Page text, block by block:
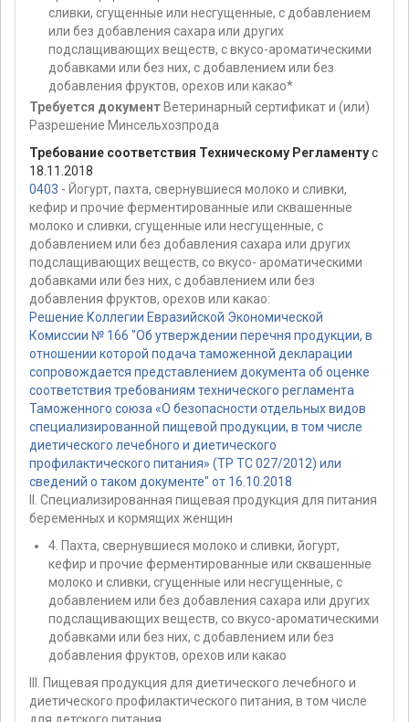
сливки, сгущенные или несгущенные, с добавлением
или без добавления сахара или других
подслащивающих веществ, с вкусо-ароматическими
добавками или без них, с добавлением или без
добавления фруктов, орехов или какао*
Требуется документ Ветеринарный сертификат и (или)
Разрешение Минсельхозпрода
Требование соответствия Техническому Регламентус
18.11.2018
0403 - Йогурт, пахта, свернувшиеся молоко и сливки,
кефир и прочие ферментированные или сквашенные
молоко и сливки, сгущенные или несгущенные, с
добавлением или без добавления сахара или других
подслащивающих веществ, со вкусо- ароматическими
добавками или без них, с добавлением или без
добавления фруктов, орехов или какао:
Решение Коллегии Евразийской Экономической
Комиссии № 166 "Об утверждении перечня продукции, в
отношении которой подача таможенной декларации
сопровождается представлением документа об оценке
соответствия требованиям технического регламента
Таможенного союза «О безопасности отдельных видов
специализированной пищевой продукции, в том числе
диетического лечебного и диетического
профилактического питания» (ТР ТС 027/2012) или
сведений о таком документе" от 16.10.2018
II. Специализированная пищевая продукция для питания
беременных и кормящих женщин
4. Пахта, свернувшиеся молоко и сливки, йогурт,
кефир и прочие ферментированные или сквашенные
молоко и сливки, сгущенные или несгущенные, с
добавлением или без добавления сахара или других
подслащивающих веществ, со вкусо-ароматическими
добавками или без них, с добавлением или без
добавления фруктов, орехов или какао
III. Пищевая продукция для диетического лечебного и
диетического профилактического питания, в том числе
для детского питания